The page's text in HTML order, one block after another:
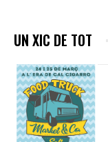
UN XIC DE TOT